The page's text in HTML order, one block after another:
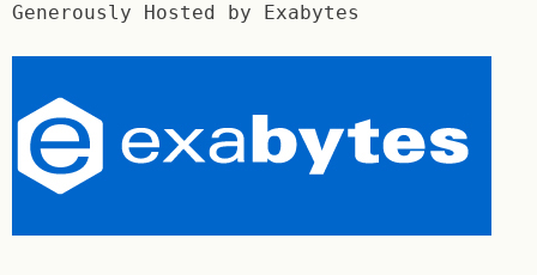
Generously Hosted by Exabytes